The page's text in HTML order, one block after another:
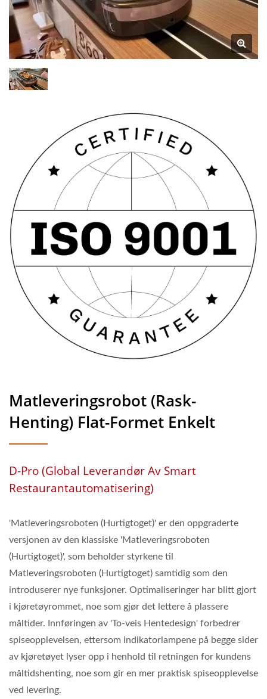
(Hurtigtoget) Samtidig Som
Den Introduserer Nye
Funksjoner.
Optimaliseringer Har Blitt
Gjort I Kjøretøyrommet, Noe
Som Gjør Det Lettere Å
Plassere Måltider.
Innføringen Av 'To-Veis
Hentedesign' Forbedrer
Spiseopplevelsen, Ettersom
Indikatorlampene På Begge
Sider Av Kjøretøyet Lyser
Opp I Henhold Til Retningen
For Kundens Måltidshenting,
Noe Som Gir En Mer
Levering. | Restaurant &
Spisesteder Sushi
Transportbånd Produsent |
Hong Chiang
Matleveringsrobot (Rask-
Henting) Flat-Formet Enkelt
D-Pro (Global Leverandør Av Smart
Restaurantautomatisering)
'Matleveringsroboten (Hurtigtoget)' er den oppgraderte
versjonen av den klassiske 'Matleveringsroboten
(Hurtigtoget)', som beholder styrkene til
Matleveringsroboten (Hurtigtoget) samtidig som den
introduserer nye funksjoner. Optimaliseringer har blitt gjort
i kjøretøyrommet, noe som gjør det lettere å plassere
måltider. Innføringen av 'To-veis Hentedesign' forbedrer
spiseopplevelsen, ettersom indikatorlampene på begge sider
av kjøretøyet lyser opp i henhold til retningen for kundens
måltidshenting, noe som gir en mer praktisk spiseopplevelse
ved levering.